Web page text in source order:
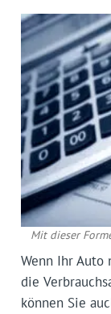
Mit dieser
Wenn Ihr Auto
die
können Sie